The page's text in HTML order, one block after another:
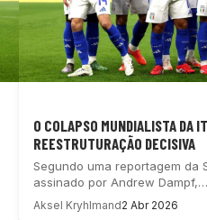
O COLAPSO MUNDIALISTA DA
REESTRUTURAÇÃO DECISIVA
Segundo uma reportagem da
assinado por Andrew Dampf,…
Aksel Kryhlmand2 Abr 2026